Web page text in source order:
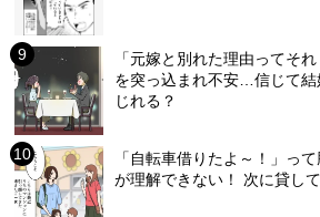
「元嫁と別れた理由ってそ
を突っ込まれ不安…信じて
じれる？
「自転車借りたよ～！」っ
が理解できない！ 次に貸し